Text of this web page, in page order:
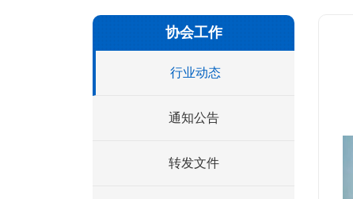
协会工作
行业动态
通知公告
转发文件